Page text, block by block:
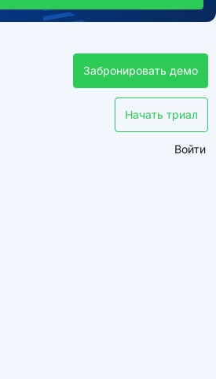
Забронировать демо
Начать триал
Войти